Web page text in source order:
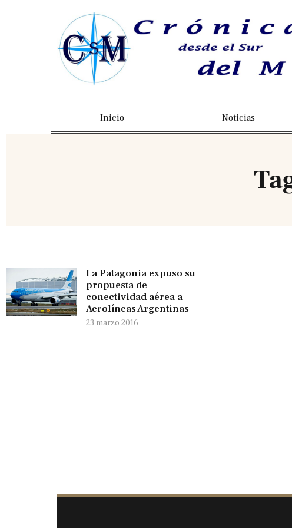
Inicio Noticias
La Patagonia expuso su
propuesta de
conectividad aérea a
Aerolíneas Argentinas
23 marzo 2016